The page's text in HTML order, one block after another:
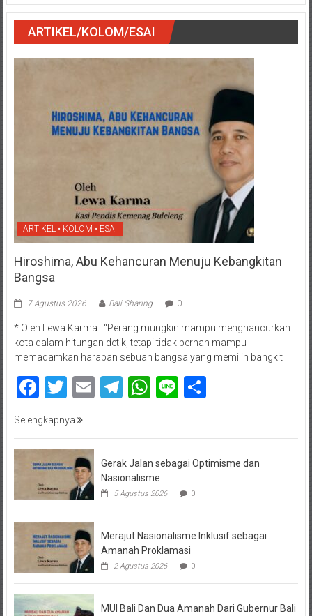
ARTIKEL/KOLOM/ESAI
ARTIKEL • KOLOM • ESAI
Hiroshima, Abu Kehancuran Menuju Kebangkitan
Bangsa
7 Agustus 2026 Bali Sharing 0
* Oleh Lewa Karma “Perang mungkin mampu menghancurkan
kota dalam hitungan detik, tetapi tidak pernah mampu
memadamkan harapan sebuah bangsa yang memilih bangkit
Facebook
Twitter
EmailTelegram
WhatsApp
LineShare
Selengkapnya
Gerak Jalan sebagai Optimisme dan
Nasionalisme
5 Agustus 2026 0
Merajut Nasionalisme Inklusif sebagai
Amanah Proklamasi
2 Agustus 2026 0
MUI Bali Dan Dua Amanah Dari Gubernur Bali